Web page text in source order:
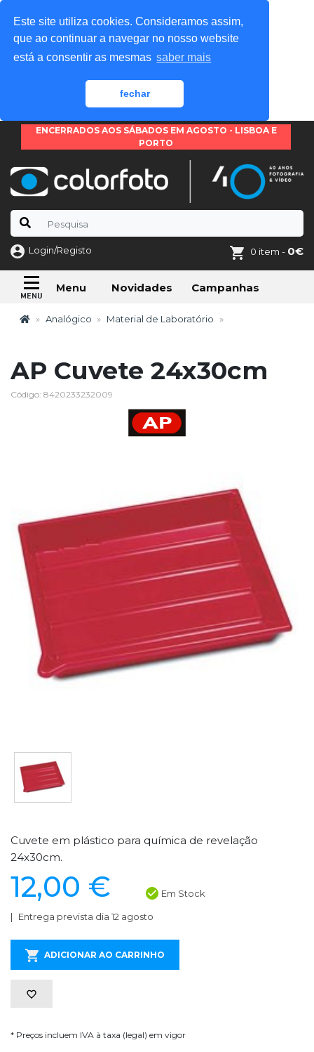
Este site utiliza cookies. Consideramos assim,
que ao continuar a navegar no nosso website
está a consentir as mesmas saber mais
fechar
ENCERRADOS AOS SÁBADOS EM AGOSTO - LISBOA E
PORTO
Login/Registo 0 item - 0€
Menu Novidades Campanhas
Analógico Material de Laboratório
AP Cuvete 24x30cm
Código: 8420233232009
Cuvete em plástico para química de revelação
24x30cm.
12,00 € Em Stock
Entrega prevista dia 12 agosto
ADICIONAR AO CARRINHO
* Preços incluem IVA à taxa (legal) em vigor